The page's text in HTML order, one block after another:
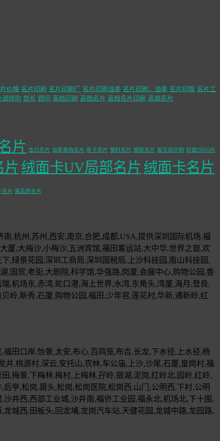
价格 名片印刷 名片印刷厂 名片印刷油墨 名片印刷，油墨 名片印版 名片工
调倾向 部长 顾问 高档印刷 高档名片 高档名片印刷 高端名片
片 击凸名片 加厚高档名片 厚卡名片 塑料名片 塑胶名片 复写纸印刷 封面200G内
片 绒面卡UV局部名片 绒面卡名片
名片 高品质名片
,杭州,苏州,西安,南京,合肥,成都,USA,提供深圳国际机场,福
厦,大梅沙,小梅沙,五洲宾馆,福田客运站,大中华,世界之窗,欢
,绿景花园,深圳工商局,深圳国税局,上沙科技园,南山科技园,
,国贸,老街,大剧院,科学馆,华强路,岗厦,会展中心,购物公园,香
,机场东,赤湾,蛇口港,海上世界,水湾,东角头,湾厦,海月,登良,
岭,新秀,石厦,购物公园,福田,少年宫,莲花村,华新,通新岭,红
田口岸,怡景,太安,布心,百鸽笼,布吉,长龙,下水径,上水径,杨
,桃源村,深云,安托山,农林,车公庙,上沙,沙尾,石厦,皇岗村,福
,梅景,下梅林,梅村,上梅林,孖岭,银湖,泥岗,红岭北,园岭,红岭,
亭,松岗,碧头,松岗,松岗医院,松岗西,山门,公明西,下村,公明
井西,西部工业城,沙井南,福侨工业园,福永北,机场北,下十围,
城西,田板头,回龙埔,龙岗汽车站,天健花园,龙城中路,龙园路,